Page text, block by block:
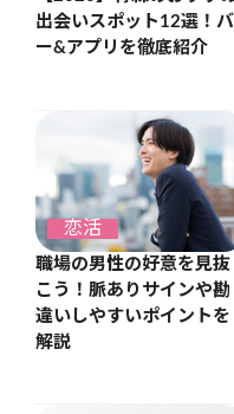
出会いスポット12選！バ
ー&アプリを徹底紹介
恋活
職場の男性の好意を見抜
こう！脈ありサインや勘
違いしやすいポイントを
解説